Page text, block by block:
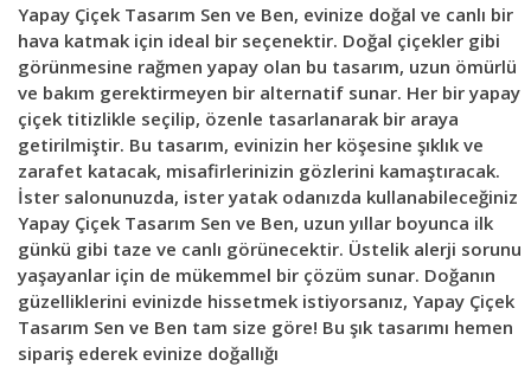
Yapay Çiçek Tasarım Sen ve Ben, evinize doğal ve canlı bir
hava katmak için ideal bir seçenektir. Doğal çiçekler gibi
görünmesine rağmen yapay olan bu tasarım, uzun ömürlü
ve bakım gerektirmeyen bir alternatif sunar. Her bir yapay
çiçek titizlikle seçilip, özenle tasarlanarak bir araya
getirilmiştir. Bu tasarım, evinizin her köşesine şıklık ve
zarafet katacak, misafirlerinizin gözlerini kamaştıracak.
İster salonunuzda, ister yatak odanızda kullanabileceğiniz
Yapay Çiçek Tasarım Sen ve Ben, uzun yıllar boyunca ilk
günkü gibi taze ve canlı görünecektir. Üstelik alerji sorunu
yaşayanlar için de mükemmel bir çözüm sunar. Doğanın
güzelliklerini evinizde hissetmek istiyorsanız, Yapay Çiçek
Tasarım Sen ve Ben tam size göre! Bu şık tasarımı hemen
sipariş ederek evinize doğallığı